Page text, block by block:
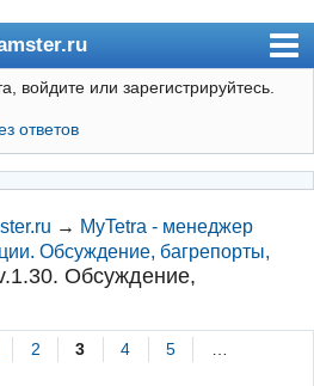
войдите или зарегистрируйтесь.
ответов
→ MyTetra - менеджер
Обсуждение, багрепорты,
Обсуждение,
2 3 4 5
…